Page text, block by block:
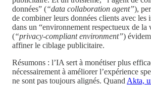
données” (“data collaboration agent”),
de combiner leurs données clients avec
dans un “environnement respectueux de la
(“privacy-compliant environment”)
affiner le ciblage publicitaire.
Résumons : l’IA sert à monétiser plus
nécessairement à améliorer l’expérience
ne sont pas toujours alignés. Quand Akta,